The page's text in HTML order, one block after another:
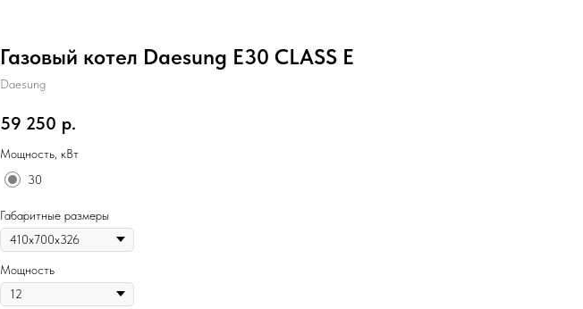
Газовый котел Daesung E30 CLASS E
Daesung
59 250 р.
Мощность, кВт
30
Габаритные размеры
Мощность